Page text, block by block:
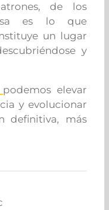
de los
es lo que
un lugar
y
podemos elevar
y evolucionar
definitiva, más